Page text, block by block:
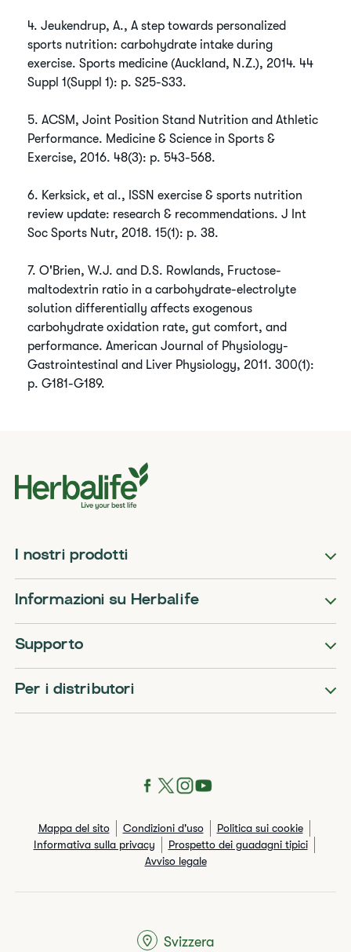
​4. Jeukendrup, A., A step towards personalized
sports nutrition: carbohydrate intake during
exercise. Sports medicine (Auckland, N.Z.), 2014. 44
Suppl 1(Suppl 1): p. S25-S33.
​5. ACSM, Joint Position Stand Nutrition and Athletic
Performance. Medicine & Science in Sports &
Exercise, 2016. 48(3): p. 543-568.
​6. Kerksick, et al., ISSN exercise & sports nutrition
review update: research & recommendations. J Int
Soc Sports Nutr, 2018. 15(1): p. 38.
​7. O'Brien, W.J. and D.S. Rowlands, Fructose-
maltodextrin ratio in a carbohydrate-electrolyte
solution differentially affects exogenous
carbohydrate oxidation rate, gut comfort, and
performance. American Journal of Physiology-
Gastrointestinal and Liver Physiology, 2011. 300(1):
p. G181-G189. ​
I nostri prodotti
Informazioni su Herbalife
Supporto
Per i distributori
Mappa del sito Condizioni d'uso
Politica sui cookie
Informativa sulla privacy
Prospetto dei guadagni tipici
Avviso legale
Svizzera